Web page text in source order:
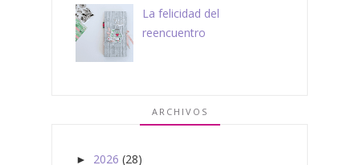
La felicidad del
reencuentro
ARCHIVOS
► 2026 (28)